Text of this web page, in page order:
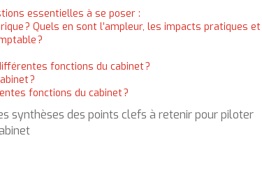
essentielles à se poser :
? Quels en sont l’ampleur, les impacts pratiques
?
fonctions du cabinet ?
?
fonctions du cabinet ?
synthèses des points clefs à retenir pour piloter